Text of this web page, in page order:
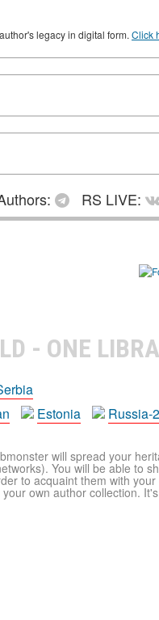
legacy in digital form. Click
RS LIVE:
- ONE
Estonia Russia-2
will spread your
You will be able to
to acquaint them with
own author collection.